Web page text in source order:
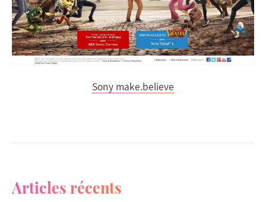
Sony make.believe
Articles récents